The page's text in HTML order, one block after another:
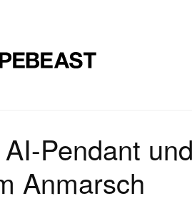
Pendant
Anmarsch